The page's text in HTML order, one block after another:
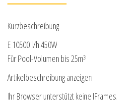
Kurzbeschreibung
E 10500 l/h 450W
Für Pool-Volumen bis 25m³
Artikelbeschreibung anzeigen
Ihr Browser unterstützt keine IFrames.